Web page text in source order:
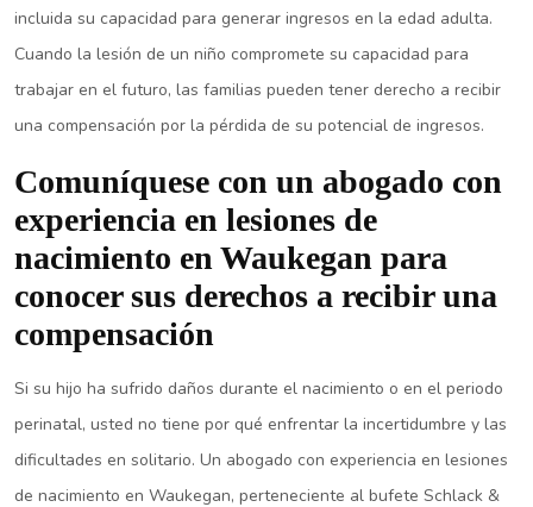
incluida su capacidad para generar ingresos en la edad adulta.
Cuando la lesión de un niño compromete su capacidad para
trabajar en el futuro, las familias pueden tener derecho a recibir
una compensación por la pérdida de su potencial de ingresos.
Comuníquese con un abogado con
experiencia en lesiones de
nacimiento en Waukegan para
conocer sus derechos a recibir una
compensación
Si su hijo ha sufrido daños durante el nacimiento o en el periodo
perinatal, usted no tiene por qué enfrentar la incertidumbre y las
dificultades en solitario. Un abogado con experiencia en lesiones
de nacimiento en Waukegan, perteneciente al bufete Schlack &